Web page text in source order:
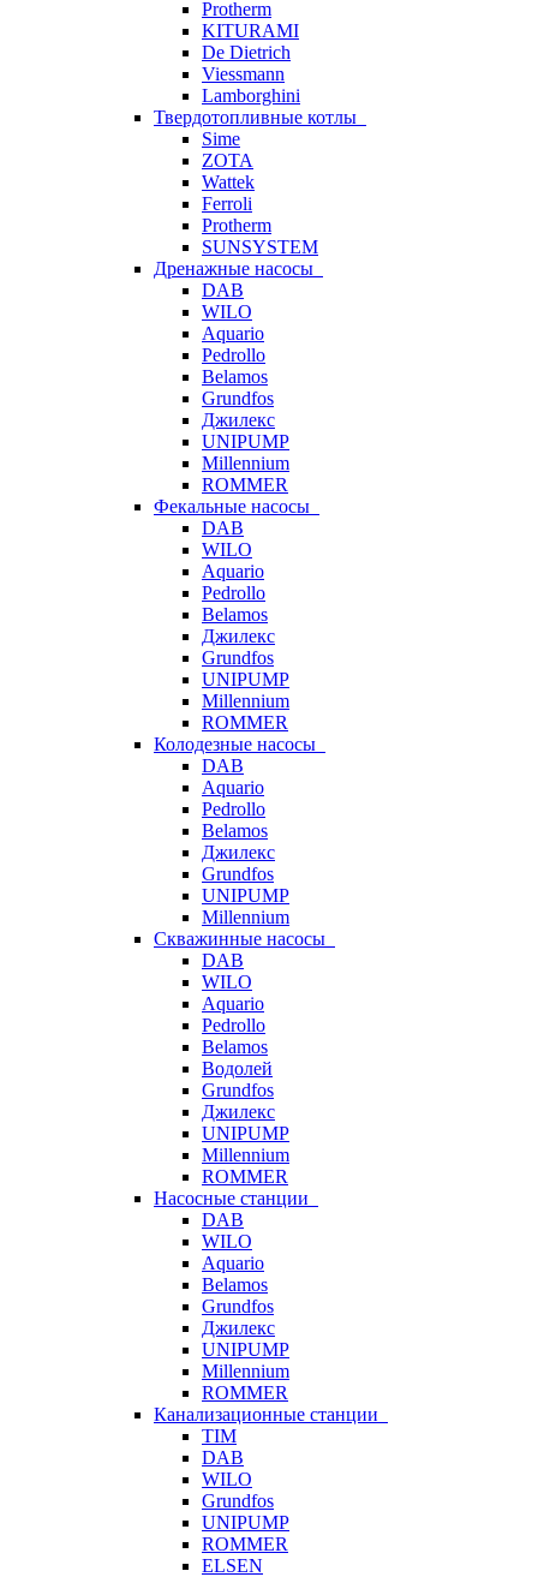
Protherm
KITURAMI
De Dietrich
Viessmann
Lamborghini
Твердотопливные котлы
Sime
ZOTA
Wattek
Ferroli
Protherm
SUNSYSTEM
Дренажные насосы
DAB
WILO
Aquario
Pedrollo
Belamos
Grundfos
Джилекс
UNIPUMP
Millennium
ROMMER
Фекальные насосы
DAB
WILO
Aquario
Pedrollo
Belamos
Джилекс
Grundfos
UNIPUMP
Millennium
ROMMER
Колодезные насосы
DAB
Aquario
Pedrollo
Belamos
Джилекс
Grundfos
UNIPUMP
Millennium
Скважинные насосы
DAB
WILO
Aquario
Pedrollo
Belamos
Водолей
Grundfos
Джилекс
UNIPUMP
Millennium
ROMMER
Насосные станции
DAB
WILO
Aquario
Belamos
Grundfos
Джилекс
UNIPUMP
Millennium
ROMMER
Канализационные станции
TIM
DAB
WILO
Grundfos
UNIPUMP
ROMMER
ELSEN